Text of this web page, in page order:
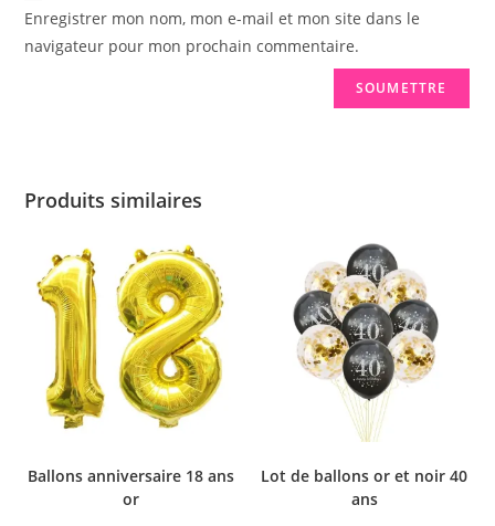
Enregistrer mon nom, mon e-mail et mon site dans le
navigateur pour mon prochain commentaire.
Produits similaires
Ballons anniversaire 18 ans
or
Lot de ballons or et noir 40
ans